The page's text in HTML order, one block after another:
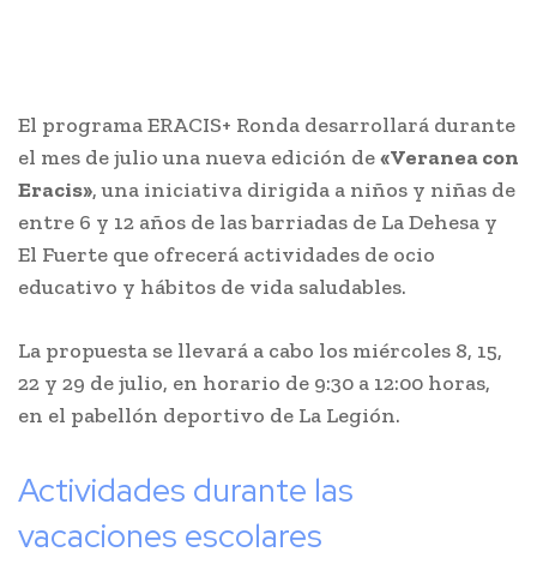
El programa ERACIS+ Ronda desarrollará durante
el mes de julio una nueva edición de«Veranea con
Eracis», una iniciativa dirigida a niños y niñas de
entre 6 y 12 años de las barriadas de La Dehesa y
El Fuerte que ofrecerá actividades de ocio
educativo y hábitos de vida saludables.
La propuesta se llevará a cabo los miércoles 8, 15,
22 y 29 de julio, en horario de 9:30 a 12:00 horas,
en el pabellón deportivo de La Legión.
Actividades durante las
vacaciones escolares